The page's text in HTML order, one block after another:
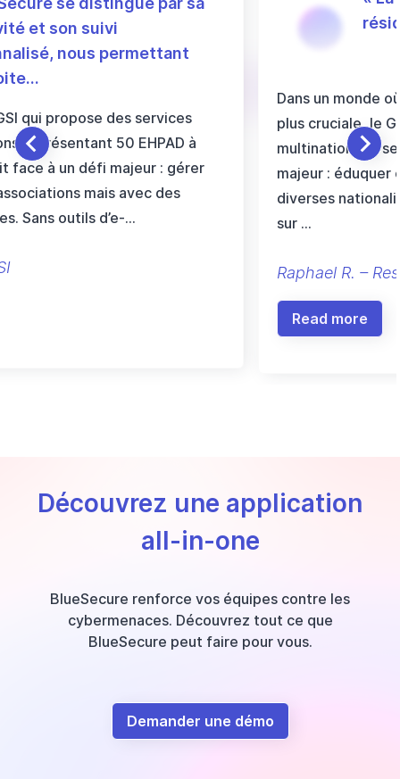
et son suivi
nous permettant
qui propose des services
représentant 50 EHPAD à
face à un défi majeur : gérer
mais avec des
Sans outils d’e-…
Dans un monde
plus cruciale, le
multinationale,
majeur :
diverses
sur …
Raphael R. –
Read more
Découvrez une application
all-in-one
BlueSecure renforce vos équipes contre les
cybermenaces. Découvrez tout ce que
BlueSecure peut faire pour vous.
Demander une démo